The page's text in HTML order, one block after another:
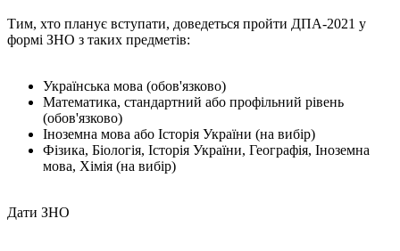
Тим, хто планує вступати, доведеться пройти ДПА-2021 у
формі ЗНО з таких предметів:
Українська мова (обов'язково)
Математика, стандартний або профільний рівень
(обов'язково)
Іноземна мова або Історія України (на вибір)
Фізика, Біологія, Історія України, Географія, Іноземна
мова, Хімія (на вибір)
Дати ЗНО